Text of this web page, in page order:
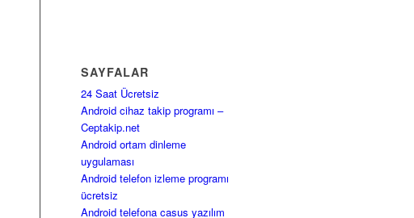
SAYFALAR
24 Saat Ücretsiz
Android cihaz takip programı –
Ceptakip.net
Android ortam dinleme
uygulaması
Android telefon izleme programı
ücretsiz
Android telefona casus yazılım